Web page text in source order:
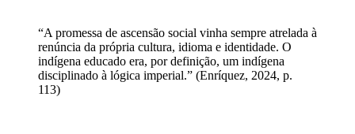
“A promessa de ascensão social vinha sempre atrelada à
renúncia da própria cultura, idioma e identidade. O
indígena educado era, por definição, um indígena
disciplinado à lógica imperial.” (Enríquez, 2024, p.
113)